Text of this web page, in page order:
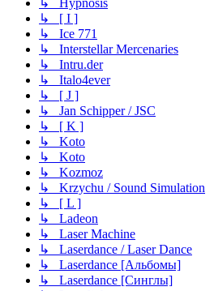
↳ [ I ]
↳ Ice 771
↳ Interstellar Mercenaries
↳ Intru.der
↳ Italo4ever
↳ [ J ]
↳ Jan Schipper / JSC
↳ [ K ]
↳ Koto
↳ Koto
↳ Kozmoz
↳ Krzychu / Sound Simulation
↳ [ L ]
↳ Ladeon
↳ Laser Machine
↳ Laserdance / Laser Dance
↳ Laserdance [Альбомы]
↳ Laserdance [Синглы]